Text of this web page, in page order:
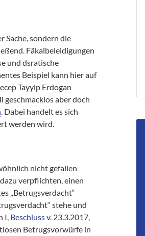
Sache, sondern die
Fäkalbeleidigungen
und dsratische
Beispiel kann hier auf
Tayyip Erdogan
aber doch
. Dabei handelt es sich
werden wird.
nicht gefallen
verpflichten, einen
„Betrugsverdacht“
stehe und
I, Beschlussv. 23.3.2017,
Betrugsvorwürfe in